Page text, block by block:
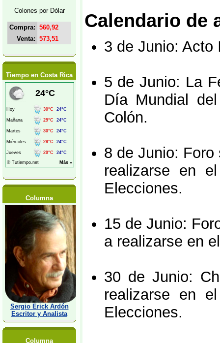
Colones por Dólar
Compra: 560,92
Venta: 573,51
Tiempo en Costa Rica
Columna
Sergio Erick Ardón
Escritor y Analista
Columna
Calendario de
3 de Junio: Acto
5 de Junio: La
Día Mundial
Colón.
8 de Junio:
realizarse en
Elecciones.
15 de Junio:
a realizarse en
30 de Junio:
realizarse en
Elecciones.